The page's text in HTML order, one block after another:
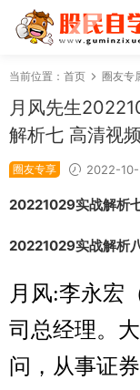
当前位置： 首页 圈友专
月风先生
解析七 高清视频
圈友专享 2022-
20221029实战解析
20221029实战解析
月风:李永宏
司总经理。
问，从事证